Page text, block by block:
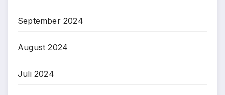
September 2024
August 2024
Juli 2024